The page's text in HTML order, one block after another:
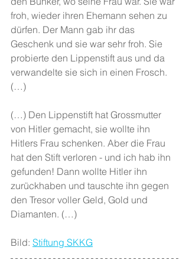
froh, wieder ihren Ehemann sehen zu
dürfen. Der Mann gab ihr das
Geschenk und sie war sehr froh. Sie
probierte den Lippenstift aus und da
verwandelte sie sich in einen Frosch.
(…)
(…) Den Lippenstift hat Grossmutter
von Hitler gemacht, sie wollte ihn
Hitlers Frau schenken. Aber die Frau
hat den Stift verloren - und ich hab ihn
gefunden! Dann wollte Hitler ihn
zurückhaben und tauschte ihn gegen
den Tresor voller Geld, Gold und
Diamanten. (…)
Bild: Stiftung SKKG